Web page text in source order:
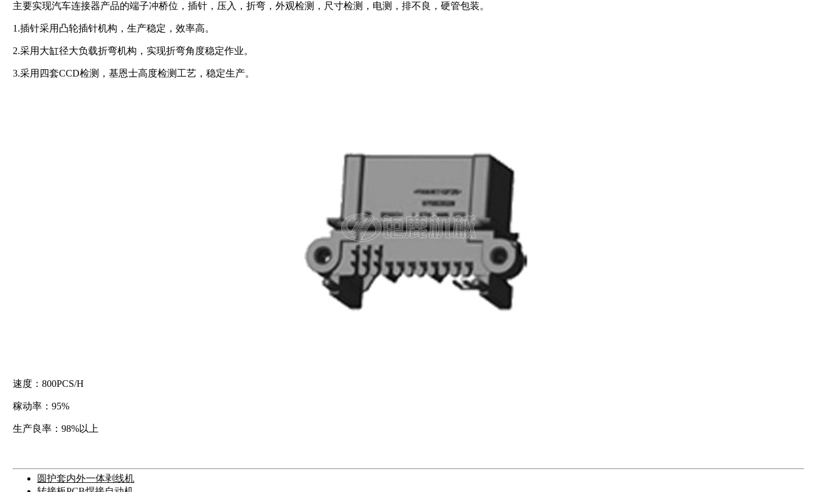
主要实现汽车连接器产品的端子冲桥位，插针，压入，折弯，外观检测，尺寸检测，电测，排不良，硬管包装。
1.插针采用凸轮插针机构，生产稳定，效率高。
2.采用大缸径大负载折弯机构，实现折弯角度稳定作业。
3.采用四套CCD检测，基恩士高度检测工艺，稳定生产。
速度：800PCS/H
稼动率：95%
生产良率：98%以上
圆护套内外一体剥线机